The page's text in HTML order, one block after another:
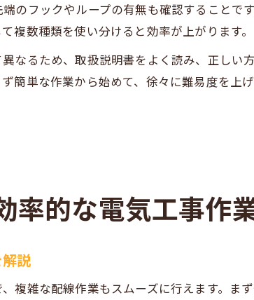
のフックやループの有無も確認することで
複数種類を使い分けると効率が上がります。
なるため、取扱説明書をよく読み、正しい
簡単な作業から始めて、徐々に難易度を上
率的な電気工事作
説
複雑な配線作業もスムーズに行えます。ま